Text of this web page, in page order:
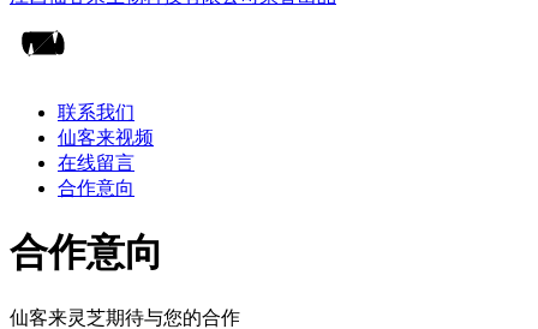
联系我们
仙客来视频
在线留言
合作意向
合作意向
仙客来灵芝期待与您的合作